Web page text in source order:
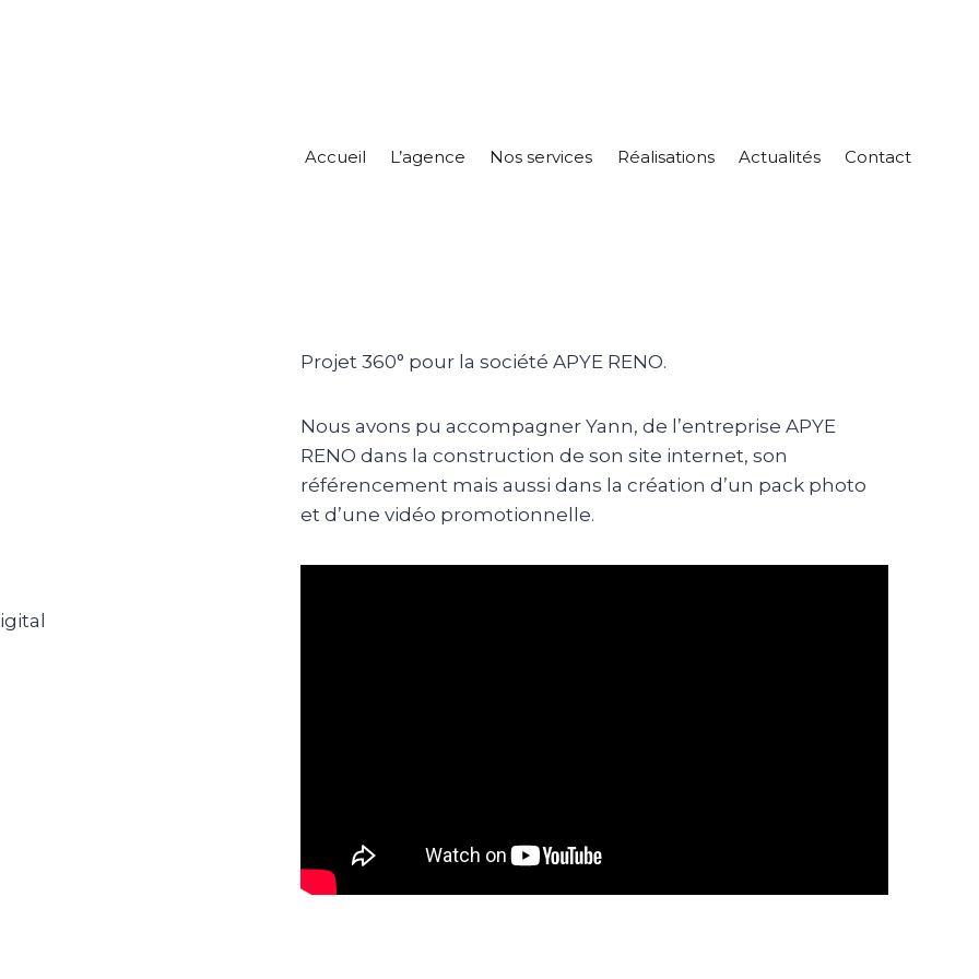
Accueil L’agence Nos services Réalisations Actualités Contact
Projet 360° pour la société APYE RENO.
Nous avons pu accompagner Yann, de l’entreprise APYE
RENO dans la construction de son site internet, son
référencement mais aussi dans la création d’un pack photo
et d’une vidéo promotionnelle.